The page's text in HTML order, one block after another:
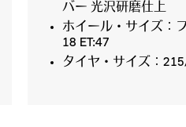
バー 光沢研磨仕上
ホイール・サイズ：
18 ET:47
タイヤ・サイズ：